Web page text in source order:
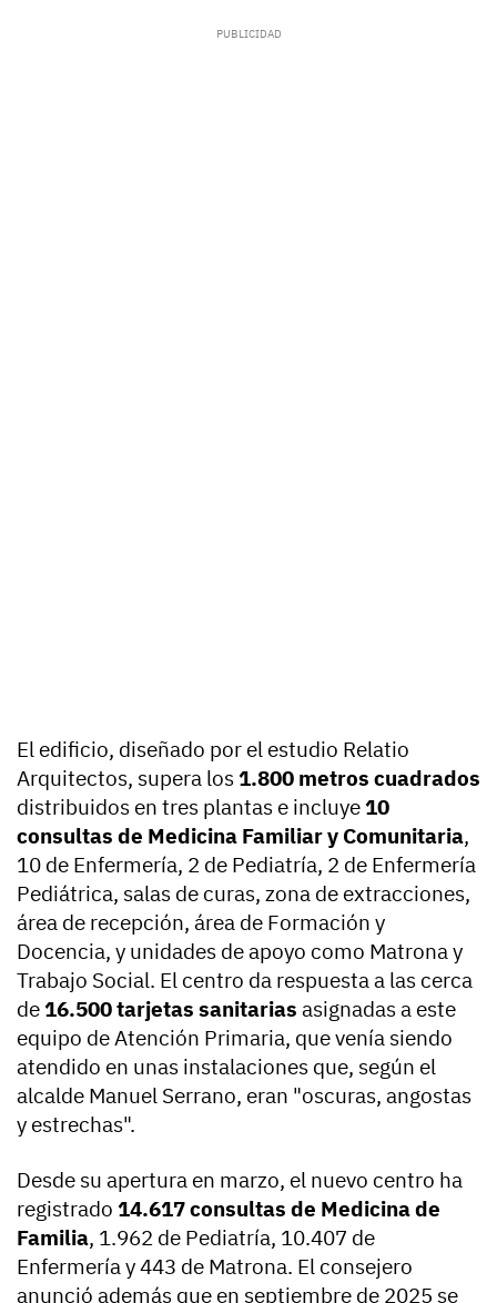
El edificio, diseñado por el estudio Relatio
Arquitectos, supera los 1.800 metros cuadrados
distribuidos en tres plantas e incluye 10
consultas de Medicina Familiar y Comunitaria,
10 de Enfermería, 2 de Pediatría, 2 de Enfermería
Pediátrica, salas de curas, zona de extracciones,
área de recepción, área de Formación y
Docencia, y unidades de apoyo como Matrona y
Trabajo Social. El centro da respuesta a las cerca
de 16.500 tarjetas sanitarias asignadas a este
equipo de Atención Primaria, que venía siendo
atendido en unas instalaciones que, según el
alcalde Manuel Serrano, eran "oscuras, angostas
y estrechas".
Desde su apertura en marzo, el nuevo centro ha
registrado 14.617 consultas de Medicina de
Familia, 1.962 de Pediatría, 10.407 de
Enfermería y 443 de Matrona. El consejero
anunció además que en septiembre de 2025 se